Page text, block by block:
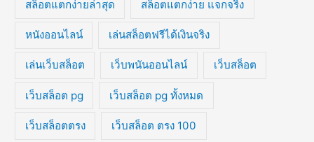
สล็อตแตกง่ายล่าสุด สล็อตแตกง่าย แจกจริง
หนังออนไลน์ เล่นสล็อตฟรีได้เงินจริง
เล่นเว็บสล็อต เว็บพนันออนไลน์ เว็บสล็อต
เว็บสล็อต pg เว็บสล็อต pg ทั้งหมด
เว็บสล็อตตรง เว็บสล็อต ตรง 100